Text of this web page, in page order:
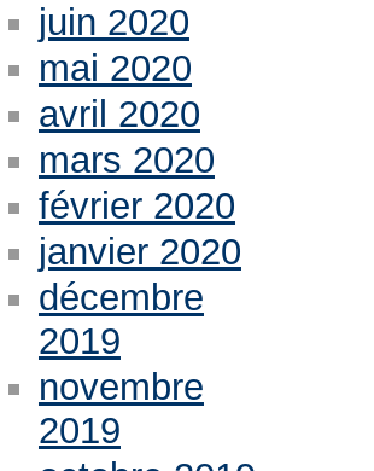
juin 2020
mai 2020
avril 2020
mars 2020
février 2020
janvier 2020
décembre
2019
novembre
2019